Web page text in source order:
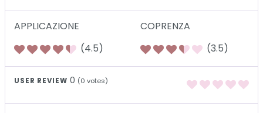
APPLICAZIONE
(4.5)
COPRENZA
(3.5)
USER REVIEW 0 (0 votes)